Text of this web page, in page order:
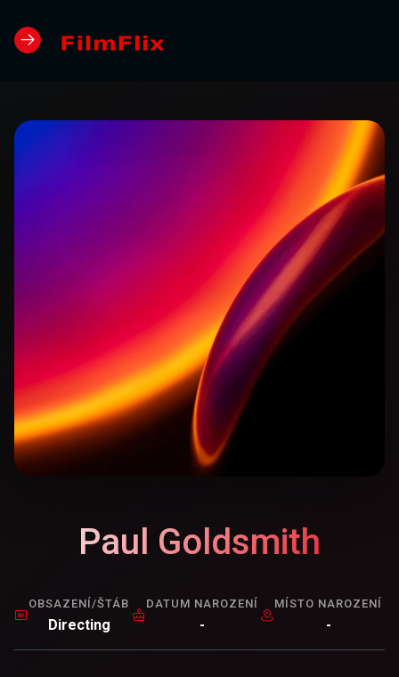
Paul Goldsmith
OBSAZENÍ/ŠTÁB
Directing
DATUM NAROZENÍ
-
MÍSTO NAROZENÍ
-